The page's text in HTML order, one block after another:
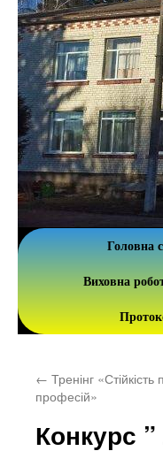
Головна
Виховна
← Тренінг
професій»
Конкурс